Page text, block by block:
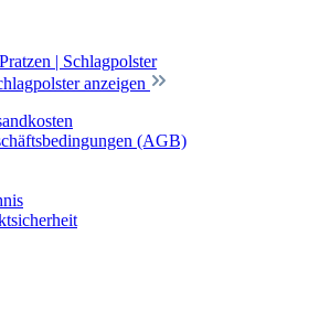
Pratzen | Schlagpolster
anzeigen
(AGB)